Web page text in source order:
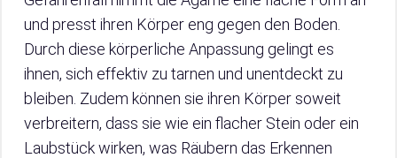
und presst ihren Körper eng gegen den Boden.
Durch diese körperliche Anpassung gelingt es
ihnen, sich effektiv zu tarnen und unentdeckt zu
bleiben. Zudem können sie ihren Körper soweit
verbreitern, dass sie wie ein flacher Stein oder ein
Laubstück wirken, was Räubern das Erkennen